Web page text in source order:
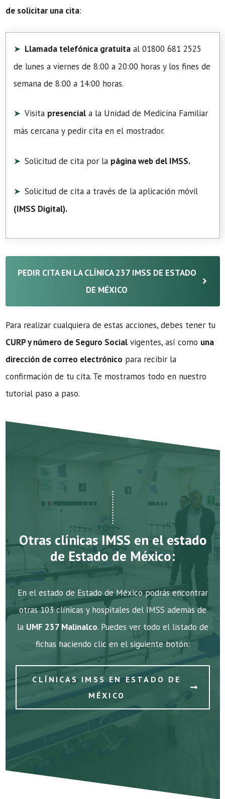
de solicitar una cita:
Llamada telefónica gratuita al 01800 681 2525
de lunes a viernes de 8:00 a 20:00 horas y los fines de
semana de 8:00 a 14:00 horas.
Visita presencial a la Unidad de Medicina Familiar
más cercana y pedir cita en el mostrador.
Solicitud de cita por la página web del IMSS.
Solicitud de cita a través de la aplicación móvil
(IMSS Digital).
PEDIR CITA EN LA CLÍNICA 237 IMSS DE ESTADO
DE MÉXICO
Para realizar cualquiera de estas acciones, debes tener tu
CURP y número de Seguro Social vigentes, así como una
dirección de correo electrónico para recibir la
confirmación de tu cita. Te mostramos todo en nuestro
tutorial paso a paso.
Otras clínicas IMSS en el estado
de Estado de México:
En el estado de Estado de México podrás encontrar
otras 103 clínicas y hospitales del IMSS además de
la UMF 237 Malinalco. Puedes ver todo el listado de
fichas haciendo clic en el siguiente botón:
CLÍNICAS IMSS EN ESTADO DE
MÉXICO